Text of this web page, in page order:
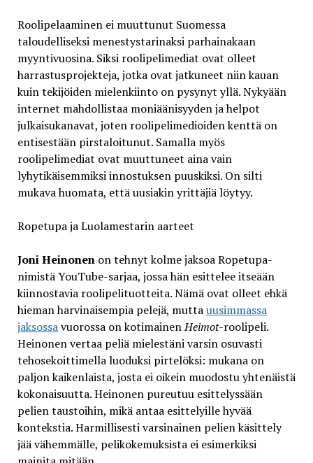
Roolipelaaminen ei muuttunut Suomessa
taloudelliseksi menestystarinaksi parhainakaan
myyntivuosina. Siksi roolipelimediat ovat olleet
harrastusprojekteja, jotka ovat jatkuneet niin kauan
kuin tekijöiden mielenkiinto on pysynyt yllä. Nykyään
internet mahdollistaa moniäänisyyden ja helpot
julkaisukanavat, joten roolipelimedioiden kenttä on
entisestään pirstaloitunut. Samalla myös
roolipelimediat ovat muuttuneet aina vain
lyhytikäisemmiksi innostuksen puuskiksi. On silti
mukava huomata, että uusiakin yrittäjiä löytyy.
Ropetupa ja Luolamestarin aarteet
Joni Heinonenon tehnyt kolme jaksoa Ropetupa-
nimistä YouTube-sarjaa, jossa hän esittelee itseään
kiinnostavia roolipelituotteita. Nämä ovat olleet ehkä
hieman harvinaisempia pelejä, muttauusimmassa
jaksossavuorossa on kotimainenHeimot-roolipeli.
Heinonen vertaa peliä mielestäni varsin osuvasti
tehosekoittimella luoduksi pirtelöksi: mukana on
paljon kaikenlaista, josta ei oikein muodostu yhtenäistä
kokonaisuutta. Heinonen pureutuu esittelyssään
pelien taustoihin, mikä antaa esittelyille hyvää
kontekstia. Harmillisesti varsinainen pelien käsittely
jää vähemmälle, pelikokemuksista ei esimerkiksi